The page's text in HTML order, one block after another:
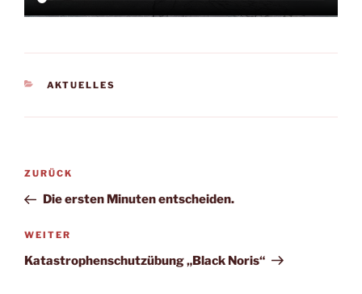
KATEGORIEN
AKTUELLES
Beitragsnavigation
Vorheriger
Beitrag
ZURÜCK
Die ersten Minuten entscheiden.
Nächster
Beitrag
WEITER
Katastrophenschutzübung „Black Noris“